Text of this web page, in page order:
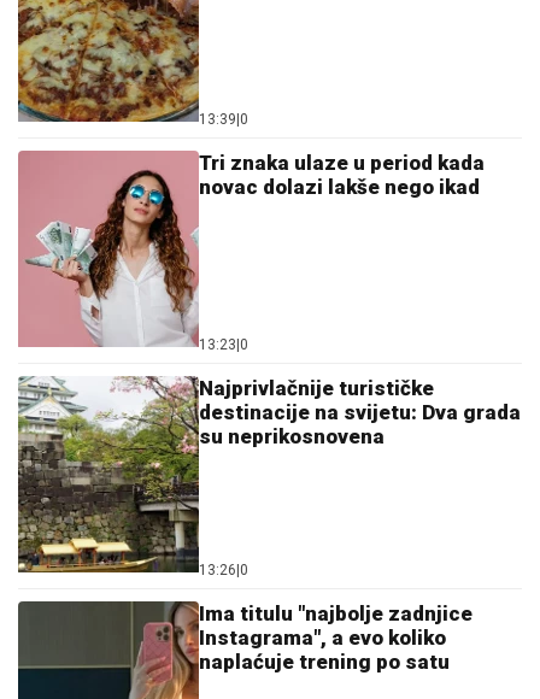
13:39 0
Tri znaka ulaze u period kada
novac dolazi lakše nego ikad
13:23 0
Najprivlačnije turističke
destinacije na svijetu: Dva grada
su neprikosnovena
13:26 0
Ima titulu "najbolje zadnjice
Instagrama", a evo koliko
naplaćuje trening po satu